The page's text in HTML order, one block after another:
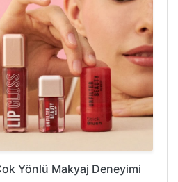
Yönlü Makyaj Deneyimi